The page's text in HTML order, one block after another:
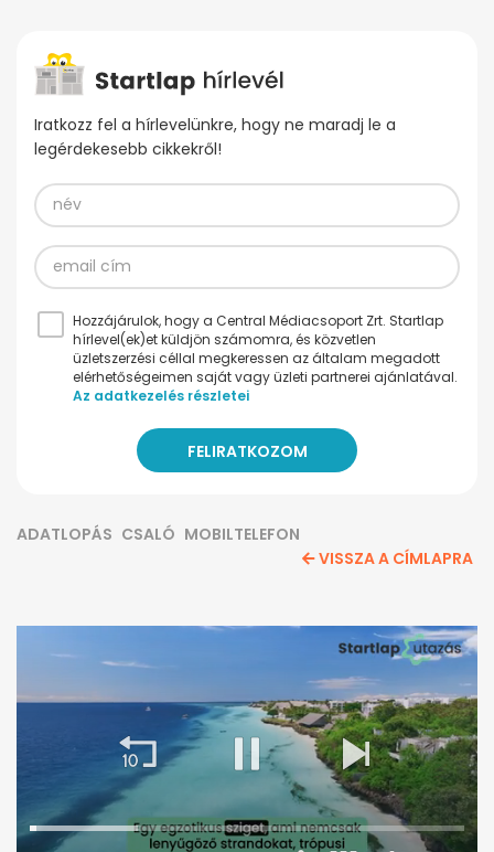
Iratkozz fel a hírlevelünkre, hogy ne maradj le a
legérdekesebb cikkekről!
Hozzájárulok, hogy a Central Médiacsoport Zrt. Startlap
hírlevel(ek)et küldjön számomra, és közvetlen
üzletszerzési céllal megkeressen az általam megadott
elérhetőségeimen saját vagy üzleti partnerei ajánlatával.
Az adatkezelés részletei
ADATLOPÁS CSALÓ MOBILTELEFON
VISSZA A CÍMLAPRA